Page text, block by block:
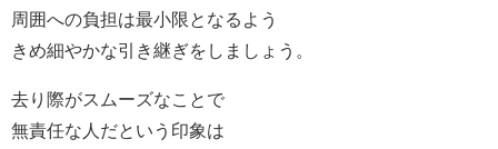
周囲への負担は最小限となるよう
きめ細やかな引き継ぎをしましょう。
去り際がスムーズなことで
無責任な人だという印象は